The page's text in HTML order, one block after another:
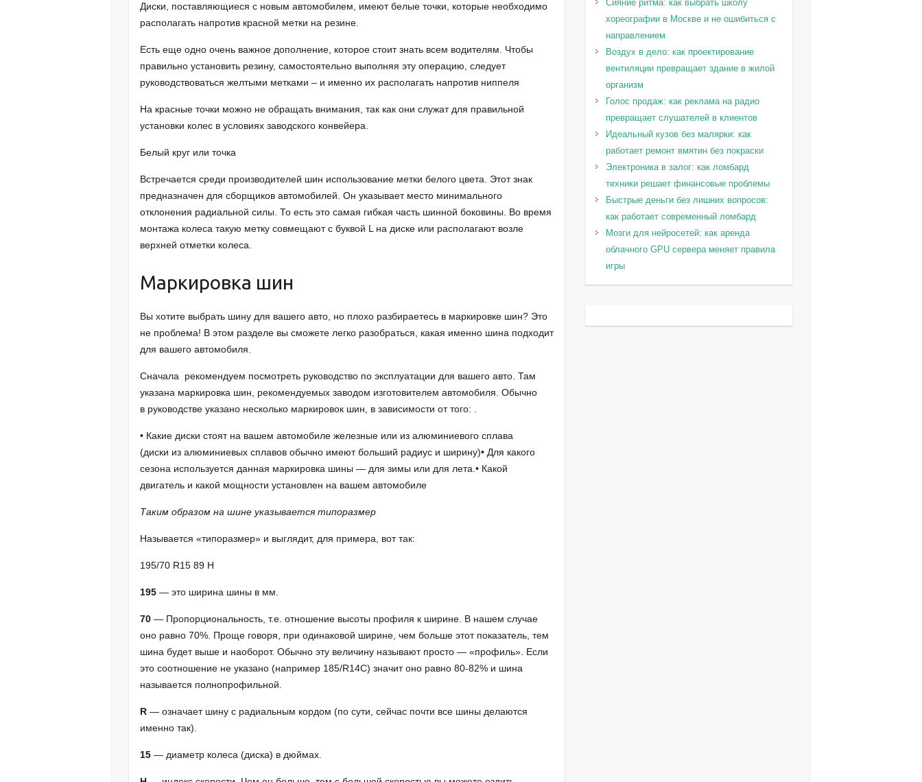
Диски, поставляющиеся с новым автомобилем, имеют белые точки, которые необходимо
располагать напротив красной метки на резине.
Есть еще одно очень важное дополнение, которое стоит знать всем водителям. Чтобы
правильно установить резину, самостоятельно выполняя эту операцию, следует
руководствоваться желтыми метками – и именно их располагать напротив ниппеля
На красные точки можно не обращать внимания, так как они служат для правильной
установки колес в условиях заводского конвейера.
Белый круг или точка
Встречается среди производителей шин использование метки белого цвета. Этот знак
предназначен для сборщиков автомобилей. Он указывает место минимального
отклонения радиальной силы. То есть это самая гибкая часть шинной боковины. Во время
монтажа колеса такую метку совмещают с буквой L на диске или располагают возле
верхней отметки колеса.
Маркировка шин
Вы хотите выбрать шину для вашего авто, но плохо разбираетесь в маркировке шин? Это
не проблема! В этом разделе вы сможете легко разобраться, какая именно шина подходит
для вашего автомобиля.
Сначала рекомендуем посмотреть руководство по эксплуатации для вашего авто. Там
указана маркировка шин, рекомендуемых заводом изготовителем автомобиля. Обычно
в руководстве указано несколько маркировок шин, в зависимости от того: .
• Какие диски стоят на вашем автомобиле железные или из алюминиевого сплава
(диски из алюминиевых сплавов обычно имеют больший радиус и ширину)• Для какого
сезона используется данная маркировка шины — для зимы или для лета.• Какой
двигатель и какой мощности установлен на вашем автомобиле
Таким образом на шине указывается типоразмер
Называется «типоразмер» и выглядит, для примера, вот так:
195/70 R15 89 Н
195 — это ширина шины в мм.
70 — Пропорциональность, т.е. отношение высоты профиля к ширине. В нашем случае
оно равно 70%. Проще говоря, при одинаковой ширине, чем больше этот показатель, тем
шина будет выше и наоборот. Обычно эту величину называют просто — «профиль». Если
это соотношение не указано (например 185/R14С) значит оно равно 80-82% и шина
называется полнопрофильной.
R — означает шину с радиальным кордом (по сути, сейчас почти все шины делаются
именно так).
15 — диаметр колеса (диска) в дюймах.
Сияние ритма: как выбрать школу
хореографии в Москве и не ошибиться с
направлением
Воздух в дело: как проектирование
вентиляции превращает здание в жилой
организм
Голос продаж: как реклама на радио
превращает слушателей в клиентов
Идеальный кузов без малярки: как
работает ремонт вмятин без покраски
Электроника в залог: как ломбард
техники решает финансовые проблемы
Быстрые деньги без лишних вопросов:
как работает современный ломбард
Мозги для нейросетей: как аренда
облачного GPU сервера меняет правила
игры